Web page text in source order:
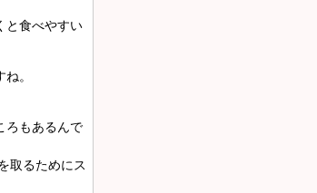
と食べやすい
。
ろもあるんで
取るためにス